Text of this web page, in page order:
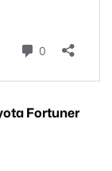
Fortuner